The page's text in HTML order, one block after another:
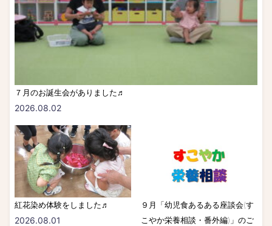
７月のお誕生会がありました♬
2026.08.02
紅花染め体験をしました♬
2026.08.01
９月「幼児食あるある座談会(す
こやか栄養相談・番外編)」のご